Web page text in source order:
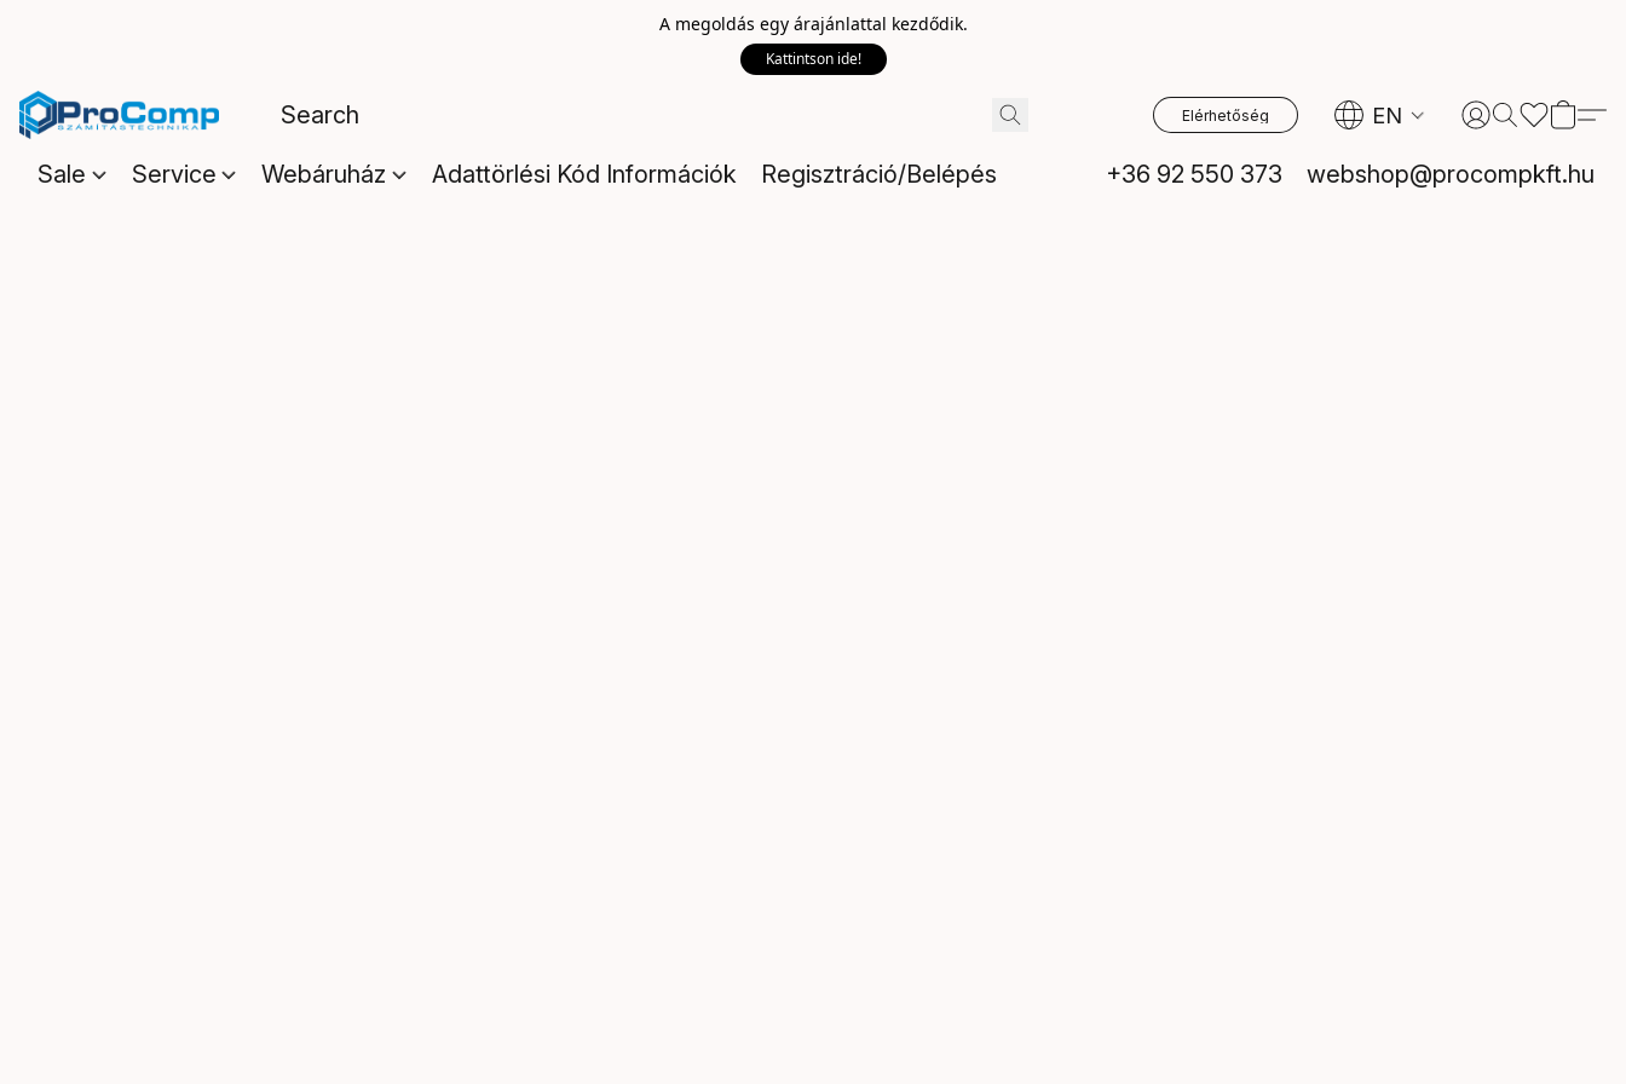
A megoldás egy árajánlattal kezdődik.
Kattintson ide!
Elérhetőség EN
Sale Service Webáruház Adattörlési Kód Információk Regisztráció/Belépés +36 92 550 373 webshop@procompkft.hu